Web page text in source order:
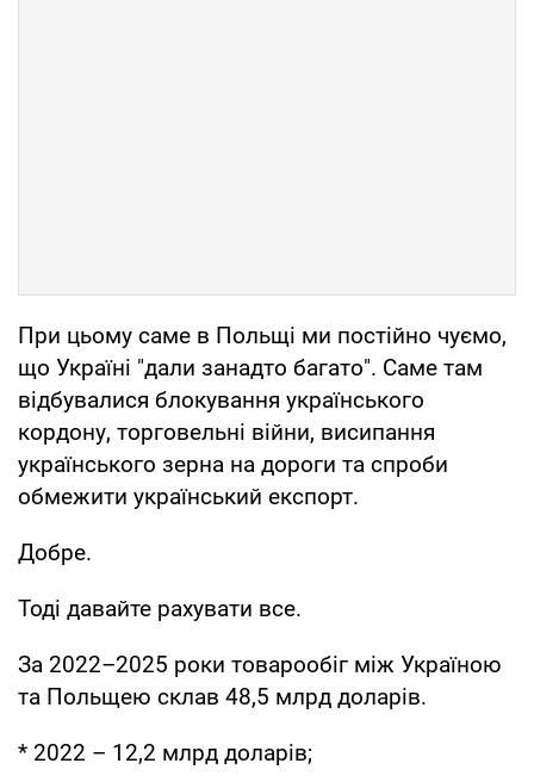
При цьому саме в Польщі ми постійно чуємо,
що Україні "дали занадто багато". Саме там
відбувалися блокування українського
кордону, торговельні війни, висипання
українського зерна на дороги та спроби
обмежити український експорт.
Добре.
Тоді давайте рахувати все.
За 2022–2025 роки товарообіг між Україною
та Польщею склав 48,5 млрд доларів.
* 2022 – 12,2 млрд доларів;